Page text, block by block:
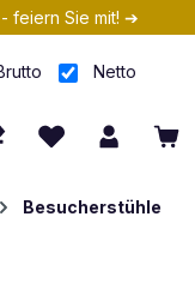
feiern Sie mit! ➔
Netto
Besucherstühle